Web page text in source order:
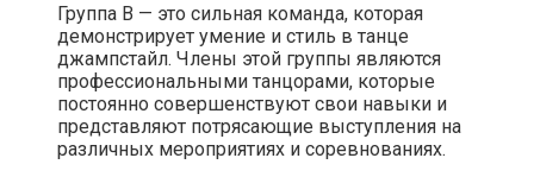
Группа B — это сильная команда, которая
демонстрирует умение и стиль в танце
джампстайл. Члены этой группы являются
профессиональными танцорами, которые
постоянно совершенствуют свои навыки и
представляют потрясающие выступления на
различных мероприятиях и соревнованиях.